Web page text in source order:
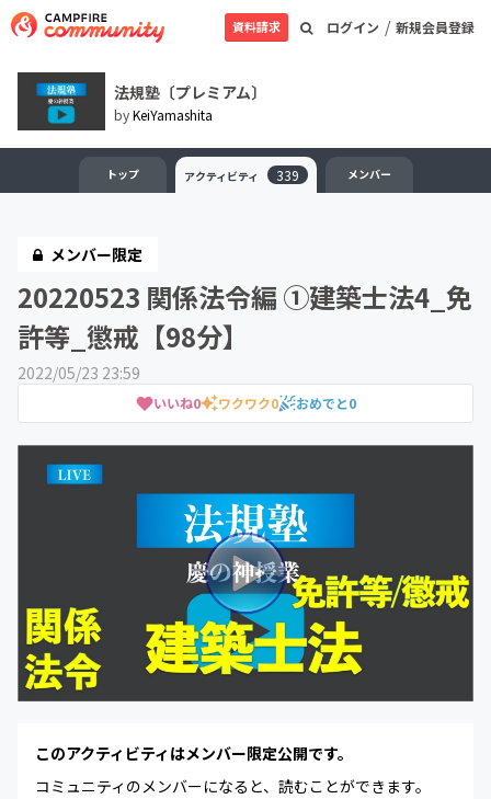
ログイン / 新規会員登録
資料請求
法規塾〔プレミアム〕
byKeiYamashita
トップ アクティビティ 339 メンバー
メンバー限定
20220523 関係法令編 ①建築士法4_免
許等_懲戒【98分】
2022/05/23 23:59
いいね0 ワクワク0 おめでと0
このアクティビティはメンバー限定公開です。
コミュニティのメンバーになると、読むことができます。